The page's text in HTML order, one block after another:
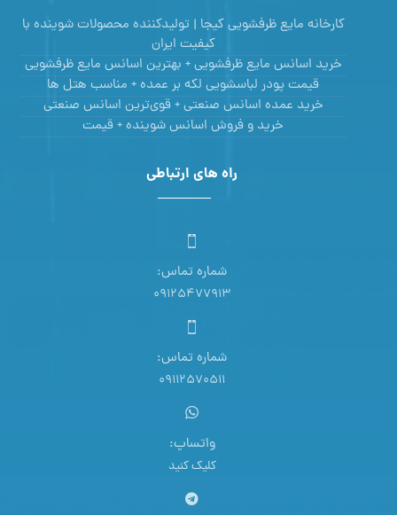
کارخانه مایع ظرفشویی کیجا | تولیدکننده محصولات شوینده با
کیفیت ایران
خرید اسانس مایع ظرفشویی + بهترین اسانس مایع ظرفشویی
قیمت پودر لباسشویی لکه بر عمده + مناسب هتل ها
خرید عمده اسانس صنعتی + قوی‌ترین اسانس‌ صنعتی
خرید و فروش اسانس شوینده + قیمت
راه های ارتباطی
شماره تماس:
09125477913
شماره تماس:
09112570511
واتساپ:
کلیک کنید